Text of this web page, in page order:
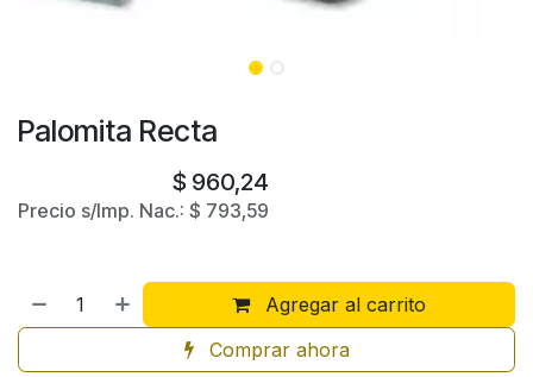
Palomita Recta
$ 960,24
Precio s/Imp. Nac.: $ 793,59
Agregar al carrito
Comprar ahora